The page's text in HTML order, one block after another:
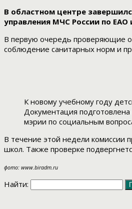
В областном центре
управления МЧС России по
В первую очередь проверяющие
соблюдение санитарных норм и
К новому учебному году
Документация
мэрии по социальным
В течение этой недели комиссии
школ. Также проверке
фото: www.biradm.ru
Найти: